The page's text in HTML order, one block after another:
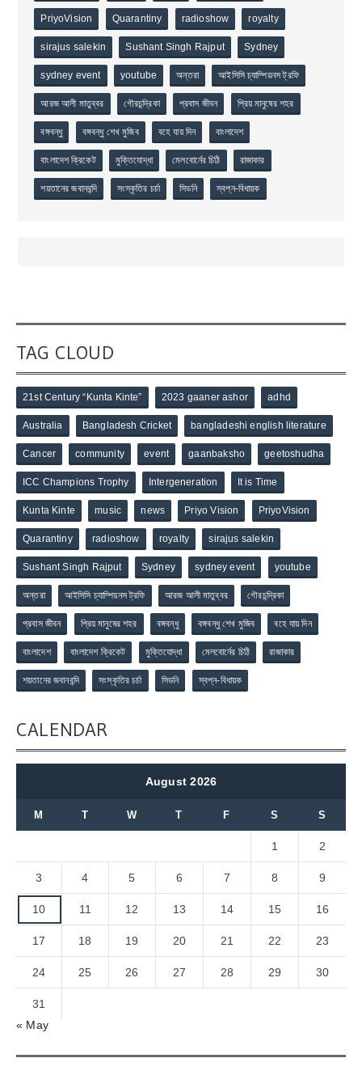
PriyoVision Quarantiny radioshow royalty
sirajus salekin Sushant Singh Rajput Sydney
sydney event youtube অন্তরা আইসিসি চ্যাম্পিয়নস ট্রফি
আরজ আলী মাতুব্বর গৌরচন্দ্রিকা প্রবাস জীবন প্রিয় মানুষের শহর
বঙ্গবন্ধু বঙ্গবন্ধু শেখ মুজিব বহে যায় দিন বাংলাদেশ
বাংলাদেশ ক্রিকেট মুক্তিযোদ্ধা মেলবোর্নের চিঠি রাজাকার
শয়তানের জবানবন্দি সংস্কৃতির চর্চা সিডনি স্বপ্ন-বিধায়ক
TAG CLOUD
21st Century “Kunta Kinte” 2023 gaaner ashor adhd
Australia Bangladesh Cricket bangladeshi english literature
Cancer community event gaanbaksho geetoshudha
ICC Champions Trophy Intergeneration It is Time
Kunta Kinte music news Priyo Vision PriyoVision
Quarantiny radioshow royalty sirajus salekin
Sushant Singh Rajput Sydney sydney event youtube
অন্তরা আইসিসি চ্যাম্পিয়নস ট্রফি আরজ আলী মাতুব্বর গৌরচন্দ্রিকা
প্রবাস জীবন প্রিয় মানুষের শহর বঙ্গবন্ধু বঙ্গবন্ধু শেখ মুজিব বহে যায় দিন
বাংলাদেশ বাংলাদেশ ক্রিকেট মুক্তিযোদ্ধা মেলবোর্নের চিঠি রাজাকার
শয়তানের জবানবন্দি সংস্কৃতির চর্চা সিডনি স্বপ্ন-বিধায়ক
CALENDAR
August 2026
M T W T F S S
1 2
3 4 5 6 7 8 9
10 11 12 13 14 15 16
17 18 19 20 21 22 23
24 25 26 27 28 29 30
31
« May